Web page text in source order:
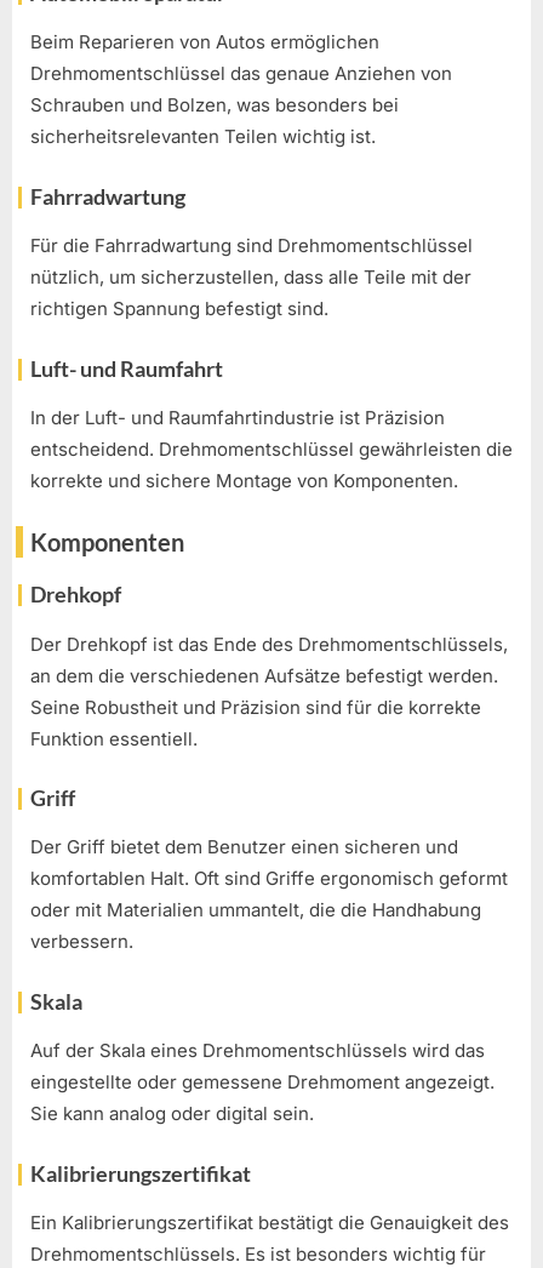
Beim Reparieren von Autos ermöglichen
Drehmomentschlüssel das genaue Anziehen von
Schrauben und Bolzen, was besonders bei
sicherheitsrelevanten Teilen wichtig ist.
Fahrradwartung
Für die Fahrradwartung sind Drehmomentschlüssel
nützlich, um sicherzustellen, dass alle Teile mit der
richtigen Spannung befestigt sind.
Luft- und Raumfahrt
In der Luft- und Raumfahrtindustrie ist Präzision
entscheidend. Drehmomentschlüssel gewährleisten die
korrekte und sichere Montage von Komponenten.
Komponenten
Drehkopf
Der Drehkopf ist das Ende des Drehmomentschlüssels,
an dem die verschiedenen Aufsätze befestigt werden.
Seine Robustheit und Präzision sind für die korrekte
Funktion essentiell.
Griff
Der Griff bietet dem Benutzer einen sicheren und
komfortablen Halt. Oft sind Griffe ergonomisch geformt
oder mit Materialien ummantelt, die die Handhabung
verbessern.
Skala
Auf der Skala eines Drehmomentschlüssels wird das
eingestellte oder gemessene Drehmoment angezeigt.
Sie kann analog oder digital sein.
Kalibrierungszertifikat
Ein Kalibrierungszertifikat bestätigt die Genauigkeit des
Drehmomentschlüssels. Es ist besonders wichtig für